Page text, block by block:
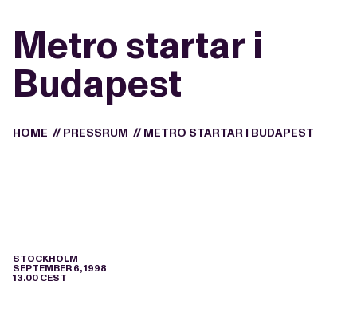
Metro startar i
Budapest
HOME // PRESSRUM // METRO STARTAR I BUDAPEST
STOCKHOLM
SEPTEMBER 6, 1998
13.00 CEST